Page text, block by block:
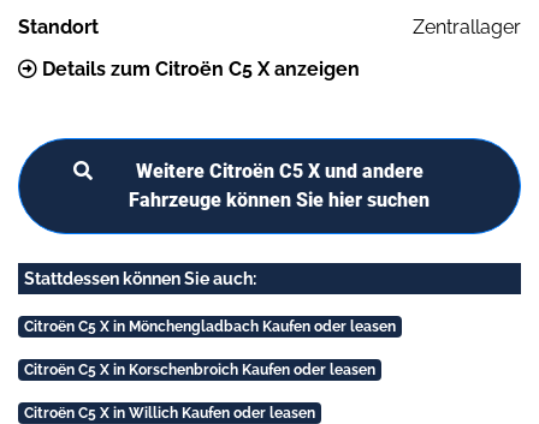
Standort
Zentrallager
Details zum Citroën C5 X anzeigen
Weitere Citroën C5 X und andere
Fahrzeuge können Sie hier suchen
Stattdessen können Sie auch:
Citroën C5 X in Mönchengladbach Kaufen oder leasen
Citroën C5 X in Korschenbroich Kaufen oder leasen
Citroën C5 X in Willich Kaufen oder leasen